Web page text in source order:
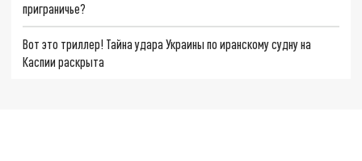
приграничье?
Вот это триллер! Тайна удара Украины по иранскому судну на
Каспии раскрыта